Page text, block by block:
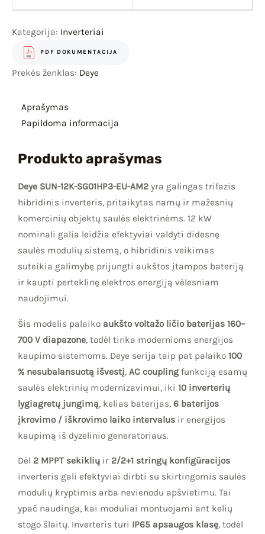
Kategorija: Inverteriai
PDF DOKUMENTACIJA
Prekės ženklas: Deye
Aprašymas
Papildoma informacija
Produkto aprašymas
Deye SUN-12K-SG01HP3-EU-AM2 yra galingas trifazis
hibridinis inverteris, pritaikytas namų ir mažesnių
komercinių objektų saulės elektrinėms. 12 kW
nominali galia leidžia efektyviai valdyti didesnę
saulės modulių sistemą, o hibridinis veikimas
suteikia galimybę prijungti aukštos įtampos bateriją
ir kaupti perteklinę elektros energiją vėlesniam
naudojimui.
Šis modelis palaiko aukšto voltažo ličio baterijas 160–
700 V diapazone, todėl tinka modernioms energijos
kaupimo sistemoms. Deye serija taip pat palaiko 100
% nesubalansuotą išvestį, AC coupling funkciją esamų
saulės elektrinių modernizavimui, iki 10 inverterių
lygiagretų jungimą, kelias baterijas, 6 baterijos
įkrovimo / iškrovimo laiko intervalus ir energijos
kaupimą iš dyzelinio generatoriaus.
Dėl 2 MPPT sekiklių ir 2/2+1 stringų konfigūracijos
inverteris gali efektyviai dirbti su skirtingomis saulės
modulių kryptimis arba nevienodu apšvietimu. Tai
ypač naudinga, kai moduliai montuojami ant kelių
stogo šlaitų. Inverteris turi IP65 apsaugos klasę, todėl